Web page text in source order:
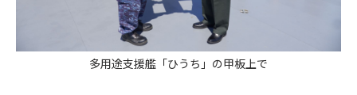
多用途支援艦「ひうち」の甲板上で